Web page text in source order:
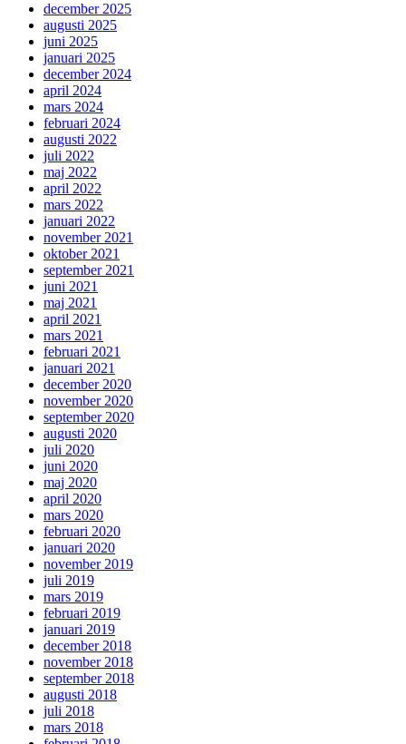
december 2025
augusti 2025
juni 2025
januari 2025
december 2024
april 2024
mars 2024
februari 2024
augusti 2022
juli 2022
maj 2022
april 2022
mars 2022
januari 2022
november 2021
oktober 2021
september 2021
juni 2021
maj 2021
april 2021
mars 2021
februari 2021
januari 2021
december 2020
november 2020
september 2020
augusti 2020
juli 2020
juni 2020
maj 2020
april 2020
mars 2020
februari 2020
januari 2020
november 2019
juli 2019
mars 2019
februari 2019
januari 2019
december 2018
november 2018
september 2018
augusti 2018
juli 2018
mars 2018